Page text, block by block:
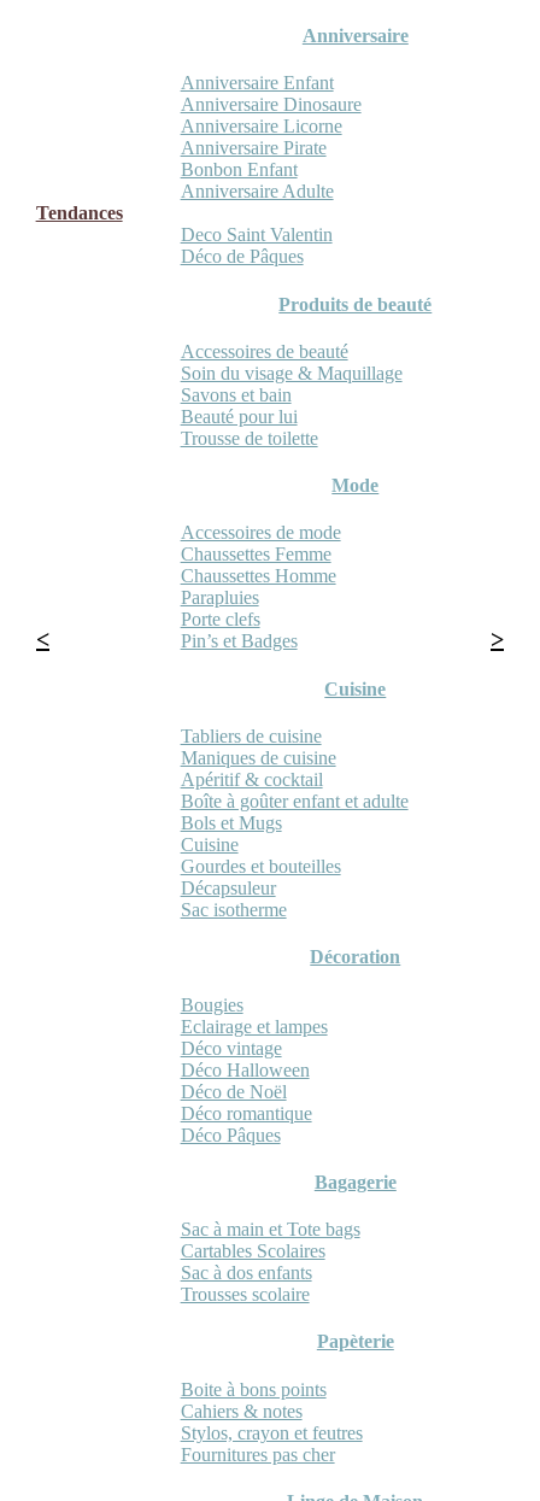
Anniversaire
Anniversaire Enfant
Anniversaire Dinosaure
Anniversaire Licorne
Anniversaire Pirate
Bonbon Enfant
Anniversaire Adulte
Tendances
Deco Saint Valentin
Déco de Pâques
Produits de beauté
Accessoires de beauté
Soin du visage & Maquillage
Savons et bain
Beauté pour lui
Trousse de toilette
Mode
Accessoires de mode
Chaussettes Femme
Chaussettes Homme
Parapluies
Porte clefs
Pin’s et Badges
Cuisine
Tabliers de cuisine
Maniques de cuisine
Apéritif & cocktail
Boîte à goûter enfant et adulte
Bols et Mugs
Cuisine
Gourdes et bouteilles
Décapsuleur
Sac isotherme
Décoration
Bougies
Eclairage et lampes
Déco vintage
Déco Halloween
Déco de Noël
Déco romantique
Déco Pâques
Bagagerie
Sac à main et Tote bags
Cartables Scolaires
Sac à dos enfants
Trousses scolaire
Papèterie
Boite à bons points
Cahiers & notes
Stylos, crayon et feutres
Fournitures pas cher